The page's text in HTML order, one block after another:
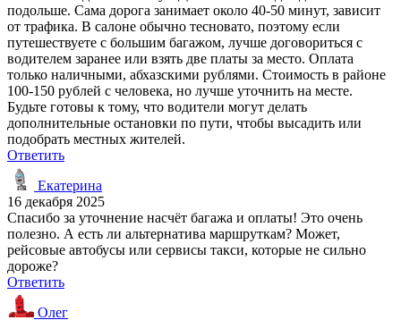
подольше. Сама дорога занимает около 40-50 минут, зависит
от трафика. В салоне обычно тесновато, поэтому если
путешествуете с большим багажом, лучше договориться с
водителем заранее или взять две платы за место. Оплата
только наличными, абхазскими рублями. Стоимость в районе
100-150 рублей с человека, но лучше уточнить на месте.
Будьте готовы к тому, что водители могут делать
дополнительные остановки по пути, чтобы высадить или
подобрать местных жителей.
Ответить
Екатерина
16 декабря 2025
Спасибо за уточнение насчёт багажа и оплаты! Это очень
полезно. А есть ли альтернатива маршруткам? Может,
рейсовые автобусы или сервисы такси, которые не сильно
дороже?
Ответить
Олег